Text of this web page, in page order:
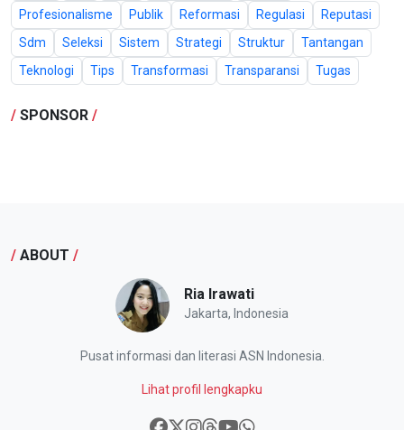
Profesionalisme
Publik Reformasi Regulasi
Reputasi
Sdm
Seleksi Sistem Strategi Struktur
Tantangan
Teknologi
Tips Transformasi Transparansi Tugas
/ SPONSOR /
/ ABOUT /
Ria Irawati
Jakarta, Indonesia
Pusat informasi dan literasi ASN Indonesia.
Lihat profil lengkapku